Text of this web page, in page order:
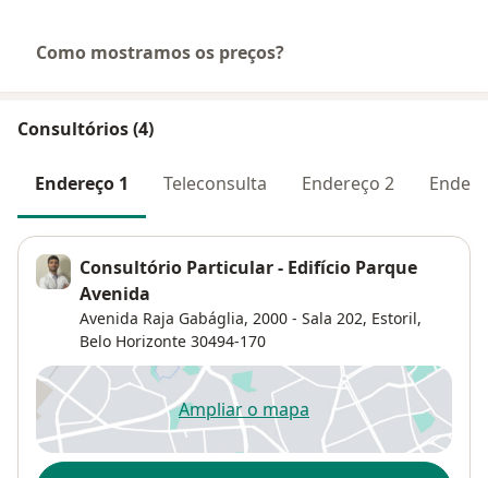
Como mostramos os preços?
Consultórios (4)
Endereço 1 Teleconsulta Endereço 2
Consultório Particular - Edifício Parque
Avenida
Avenida Raja Gabáglia, 2000 - Sala 202, Estoril,
Belo Horizonte 30494-170
Ampliar o mapaabre num novo separador
Disponibilidade